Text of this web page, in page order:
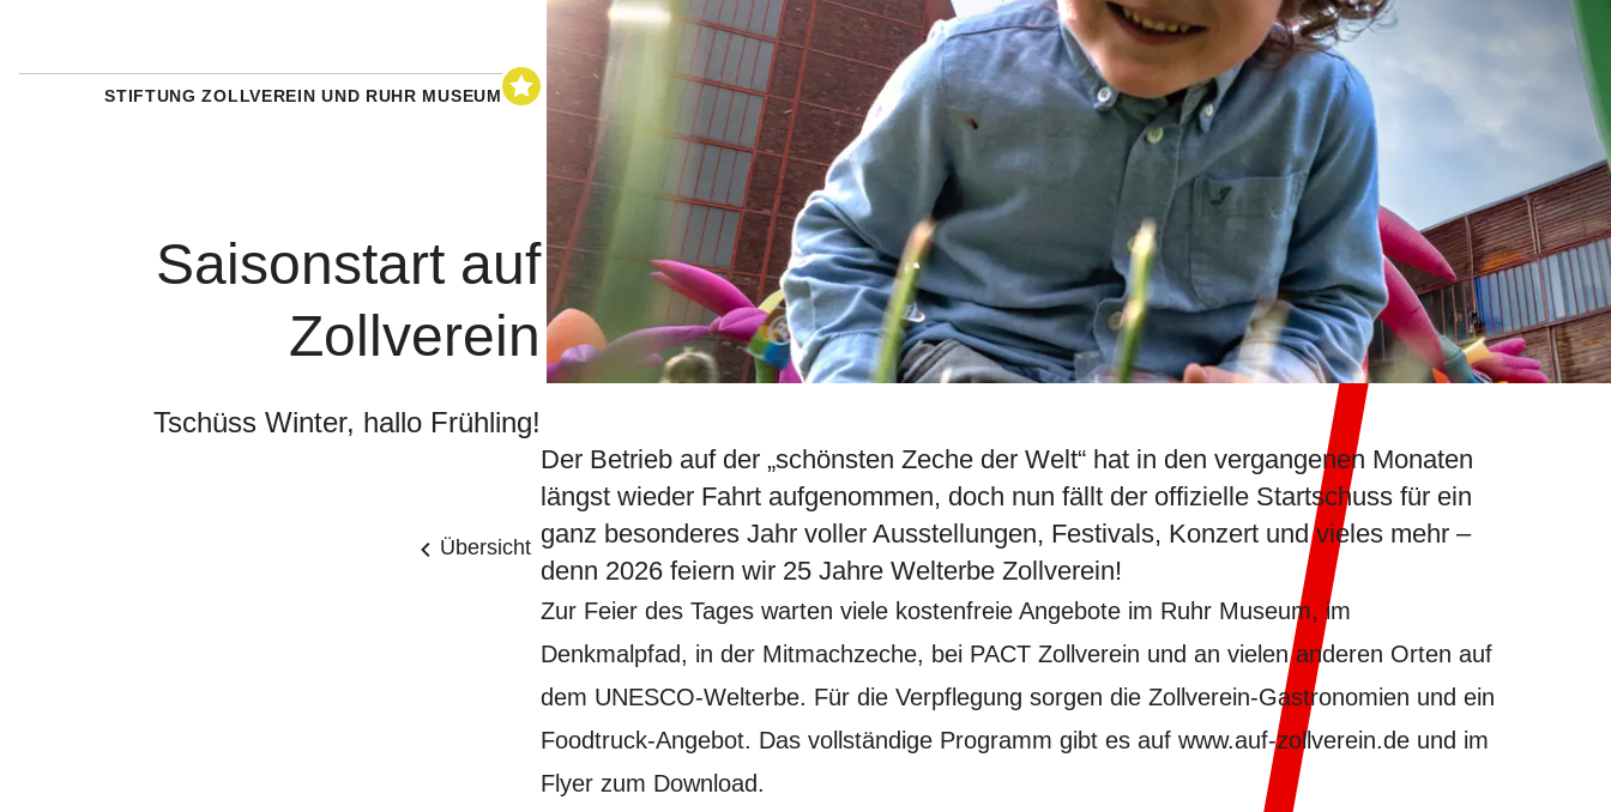
STIFTUNG ZOLLVEREIN UND RUHR MUSEUM
Saisonstart auf
Zollverein
Tschüss Winter, hallo Frühling!
Übersicht
Der Betrieb auf der „schönsten Zeche der Welt“ hat in den vergangenen Monaten
längst wieder Fahrt aufgenommen, doch nun fällt der offizielle Startschuss für ein
ganz besonderes Jahr voller Ausstellungen, Festivals, Konzert und vieles mehr –
denn 2026 feiern wir 25 Jahre Welterbe Zollverein!
Zur Feier des Tages warten viele kostenfreie Angebote im Ruhr Museum, im
Denkmalpfad, in der Mitmachzeche, bei PACT Zollverein und an vielen anderen Orten auf
dem UNESCO-Welterbe. Für die Verpflegung sorgen die Zollverein-Gastronomien und ein
Foodtruck-Angebot. Das vollständige Programm gibt es auf www.auf-zollverein.deund im
Flyer zum Download.